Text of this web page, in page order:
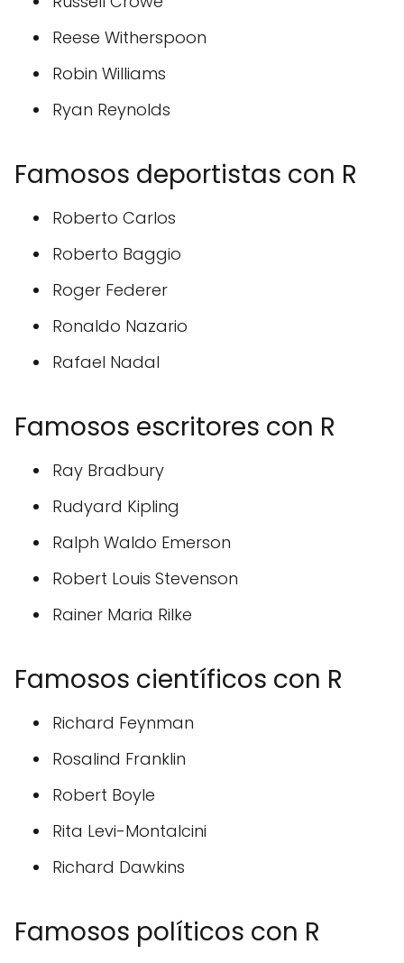
Reese Witherspoon
Robin Williams
Ryan Reynolds
Famosos deportistas con R
Roberto Carlos
Roberto Baggio
Roger Federer
Ronaldo Nazario
Rafael Nadal
Famosos escritores con R
Ray Bradbury
Rudyard Kipling
Ralph Waldo Emerson
Robert Louis Stevenson
Rainer Maria Rilke
Famosos científicos con R
Richard Feynman
Rosalind Franklin
Robert Boyle
Rita Levi-Montalcini
Richard Dawkins
Famosos políticos con R